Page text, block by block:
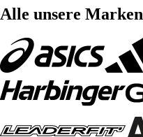
Alle unsere Marken